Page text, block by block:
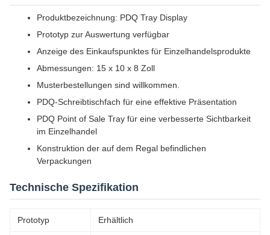
Produktbezeichnung: PDQ Tray Display
Prototyp zur Auswertung verfügbar
Anzeige des Einkaufspunktes für Einzelhandelsprodukte
Abmessungen: 15 x 10 x 8 Zoll
Musterbestellungen sind willkommen.
PDQ-Schreibtischfach für eine effektive Präsentation
PDQ Point of Sale Tray für eine verbesserte Sichtbarkeit
im Einzelhandel
Konstruktion der auf dem Regal befindlichen
Verpackungen
Technische Spezifikation
Prototyp Erhältlich